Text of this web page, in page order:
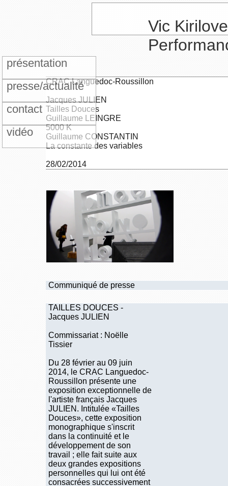
présentation
presse/actualité
contact
vidéo
Vic
CRAC Languedoc-Roussillon
Jacques JULIEN
Tailles Douces
Guillaume LEINGRE
5000 K
Guillaume CONSTANTIN
La constante des variables
28/02/2014
Communiqué de presse
TAILLES DOUCES -
Jacques JULIEN
Commissariat : Noëlle
Tissier
Du 28 février au 09 juin
2014, le CRAC Languedoc-
Roussillon présente une
exposition exceptionnelle de
l'artiste français Jacques
JULIEN. Intitulée «Tailles
Douces», cette exposition
monographique s'inscrit
dans la continuité et le
développement de son
travail ; elle fait suite aux
deux grandes expositions
personnelles qui lui ont été
consacrées successivement